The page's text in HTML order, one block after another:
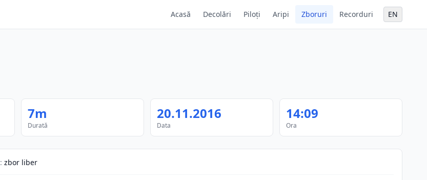
Acasă Decolări Piloți Aripi Zboruri Recorduri EN
7m
Durată
20.11.2016
Data
14:09
Ora
: zbor liber